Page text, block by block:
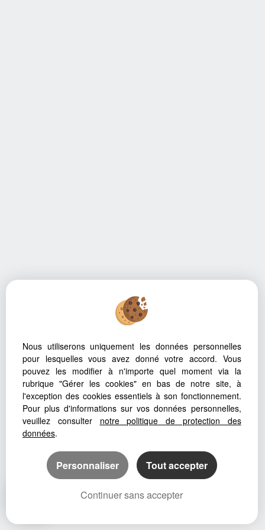
Nous utiliserons uniquement les données personnelles
pour lesquelles vous avez donné votre accord. Vous
pouvez les modifier à n'importe quel moment via la
rubrique "Gérer les cookies" en bas de notre site, à
l'exception des cookies essentiels à son fonctionnement.
Pour plus d'informations sur vos données personnelles,
veuillez consulter notre politique de protection des
données.
Personnaliser Tout accepter
Continuer sans accepter